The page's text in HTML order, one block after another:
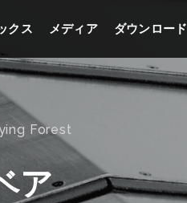
クス メディア ダウンロード
Forest
ア